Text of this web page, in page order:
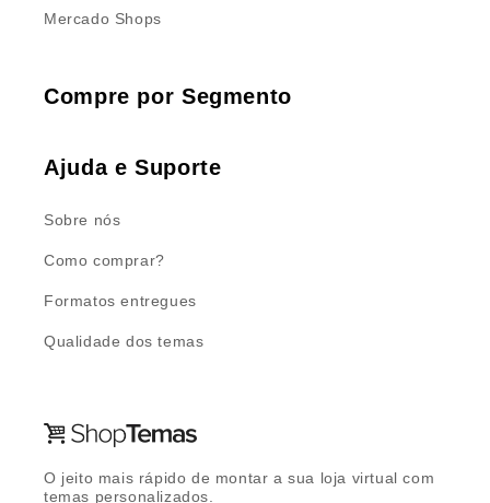
Mercado Shops
Compre por Segmento
Ajuda e Suporte
Sobre nós
Como comprar?
Formatos entregues
Qualidade dos temas
O jeito mais rápido de montar a sua loja virtual com
temas personalizados.